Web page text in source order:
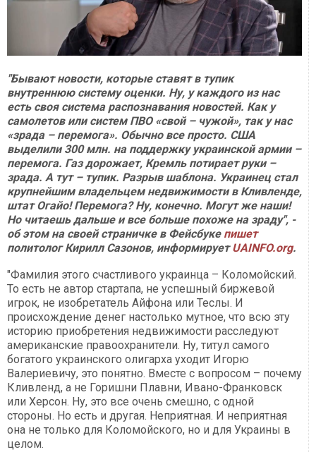
"Бывают новости, которые ставят в тупик
внутреннюю систему оценки. Ну, у каждого из нас
есть своя система распознавания новостей. Как у
самолетов или систем ПВО «свой – чужой», так у нас
«зрада – перемога». Обычно все просто. США
выделили 300 млн. на поддержку украинской армии –
перемога. Газ дорожает, Кремль потирает руки –
зрада. А тут – тупик. Разрыв шаблона. Украинец стал
крупнейшим владельцем недвижимости в Кливленде,
штат Огайо! Перемога? Ну, конечно. Могут же наши!
Но читаешь дальше и все больше похоже на зраду", -
об этом на своей страничке в Фейсбуке пишет
политолог Кирилл Сазонов, информируетUAINFO.org.
"Фамилия этого счастливого украинца – Коломойский.
То есть не автор стартапа, не успешный биржевой
игрок, не изобретатель Айфона или Теслы. И
происхождение денег настолько мутное, что всю эту
историю приобретения недвижимости расследуют
американские правоохранители. Ну, титул самого
богатого украинского олигарха уходит Игорю
Валериевичу, это понятно. Вместе с вопросом – почему
Кливленд, а не Горишни Плавни, Ивано-Франковск
или Херсон. Ну, это все очень смешно, с одной
стороны. Но есть и другая. Неприятная. И неприятная
она не только для Коломойского, но и для Украины в
целом.